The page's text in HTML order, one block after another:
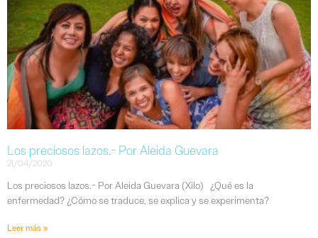
Los preciosos lazos.- Por Aleida Guevara
21/04/2020
Los preciosos lazos.- Por Aleida Guevara (Xilo) ¿Qué es la
enfermedad? ¿Cómo se traduce, se explica y se experimenta?
Leer más »